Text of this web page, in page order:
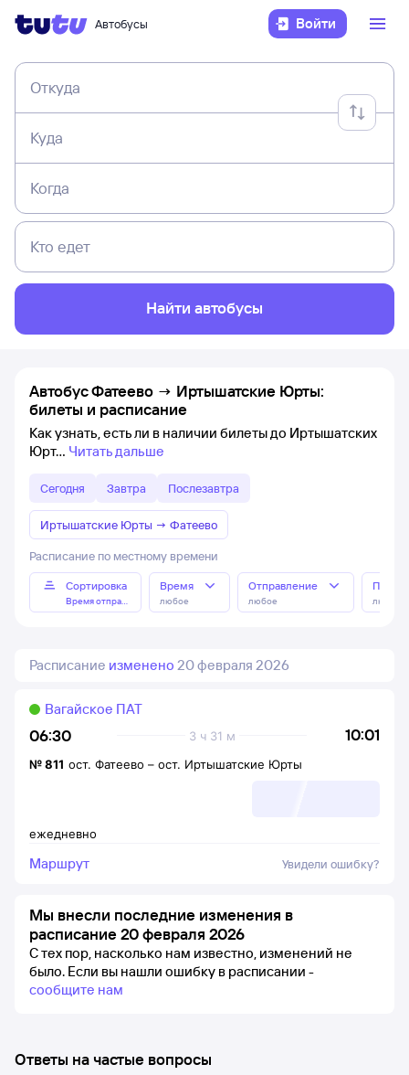
Автобусы Войти
Откуда
Куда
Когда
Кто едет
Найти автобусы
Автобус Фатеево → Иртышатские Юрты:
билеты и расписание
Как узнать, есть ли в наличии билеты до Иртышатских
Юрт
Читать дальше
Сегодня Завтра Послезавтра
Иртышатские Юрты → Фатеево
Расписание по местному времени
Сортировка
Время отправления
Время
любое
Отправление
любое любое
Расписание изменено 20 февраля 2026
06:30 10:01
3 ч 31 м
Вагайское ПАТ
ежедневно
№811 ост. Фатеево – ост. Иртышатские Юрты
Маршрут Увидели ошибку?
Мы внесли последние изменения в
расписание 20 февраля 2026
С тех пор, насколько нам известно, изменений не
было. Если вы нашли ошибку в расписании -
сообщите нам
Ответы на частые вопросы